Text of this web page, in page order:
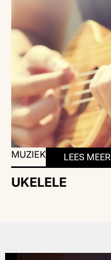
MUZIEK LEES MEER
UKELELE